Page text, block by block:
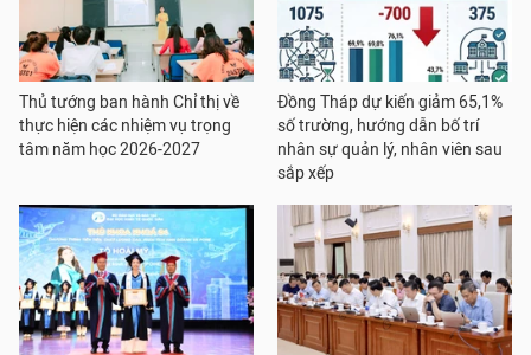
Thủ tướng ban hành Chỉ thị về
thực hiện các nhiệm vụ trọng
tâm năm học 2026-2027
Đồng Tháp dự kiến giảm 65,1%
số trường, hướng dẫn bố trí
nhân sự quản lý, nhân viên sau
sắp xếp